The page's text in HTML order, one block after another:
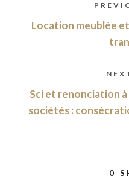
Location meublée
Sci et renonciation à
sociétés :
0